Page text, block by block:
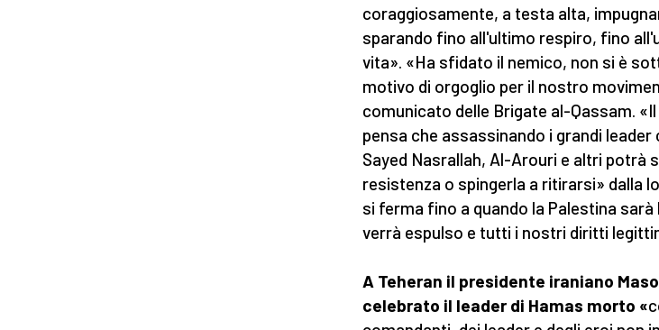
coraggiosamente, a testa alta,
sparando fino all'ultimo respiro, fino
vita». «Ha sfidato il nemico, non si è
motivo di orgoglio per il nostro
comunicato delle Brigate al-Qassam.
pensa che assassinando i grandi leader
Sayed Nasrallah, Al-Arouri e altri potrà
resistenza o spingerla a ritirarsi» dalla
si ferma fino a quando la Palestina
verrà espulso e tutti i nostri diritti
A Teheran il presidente iraniano
celebrato il leader di Hamas morto «